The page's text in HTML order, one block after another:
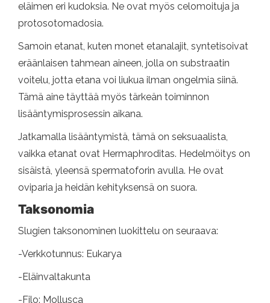
eläimen eri kudoksia. Ne ovat myös celomoituja ja
protosotomadosia.
Samoin etanat, kuten monet etanalajit, syntetisoivat
eräänlaisen tahmean aineen, jolla on substraatin
voitelu, jotta etana voi liukua ilman ongelmia siinä.
Tämä aine täyttää myös tärkeän toiminnon
lisääntymisprosessin aikana.
Jatkamalla lisääntymistä, tämä on seksuaalista,
vaikka etanat ovat Hermaphroditas. Hedelmöitys on
sisäistä, yleensä spermatoforin avulla. He ovat
oviparia ja heidän kehityksensä on suora.
Taksonomia
Slugien taksonominen luokittelu on seuraava:
-Verkkotunnus: Eukarya
-Eläinvaltakunta
-Filo: Mollusca